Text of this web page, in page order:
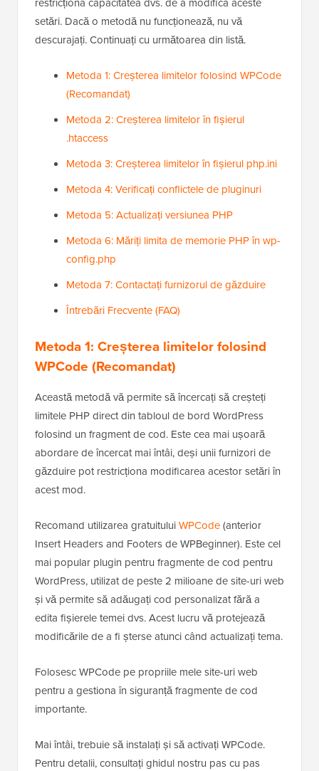
setări. Dacă o metodă nu funcționează, nu vă
descurajați. Continuați cu următoarea din listă.
Metoda 1: Creșterea limitelor folosind WPCode
(Recomandat)
Metoda 2: Creșterea limitelor în fișierul
.htaccess
Metoda 3: Creșterea limitelor în fișierul php.ini
Metoda 4: Verificați conflictele de pluginuri
Metoda 5: Actualizați versiunea PHP
Metoda 6: Măriți limita de memorie PHP în wp-
config.php
Metoda 7: Contactați furnizorul de găzduire
Întrebări Frecvente (FAQ)
Metoda 1: Creșterea limitelor folosind
WPCode (Recomandat)
Această metodă vă permite să încercați să creșteți
limitele PHP direct din tabloul de bord WordPress
folosind un fragment de cod. Este cea mai ușoară
abordare de încercat mai întâi, deși unii furnizori de
găzduire pot restricționa modificarea acestor setări în
acest mod.
Recomand utilizarea gratuituluiWPCode(anterior
Insert Headers and Footers de WPBeginner). Este cel
mai popular plugin pentru fragmente de cod pentru
WordPress, utilizat de peste 2 milioane de site-uri web
și vă permite să adăugați cod personalizat fără a
edita fișierele temei dvs. Acest lucru vă protejează
modificările de a fi șterse atunci când actualizați tema.
Folosesc WPCode pe propriile mele site-uri web
pentru a gestiona în siguranță fragmente de cod
importante.
Mai întâi, trebuie să instalați și să activați WPCode.
Pentru detalii, consultați ghidul nostru pas cu pas